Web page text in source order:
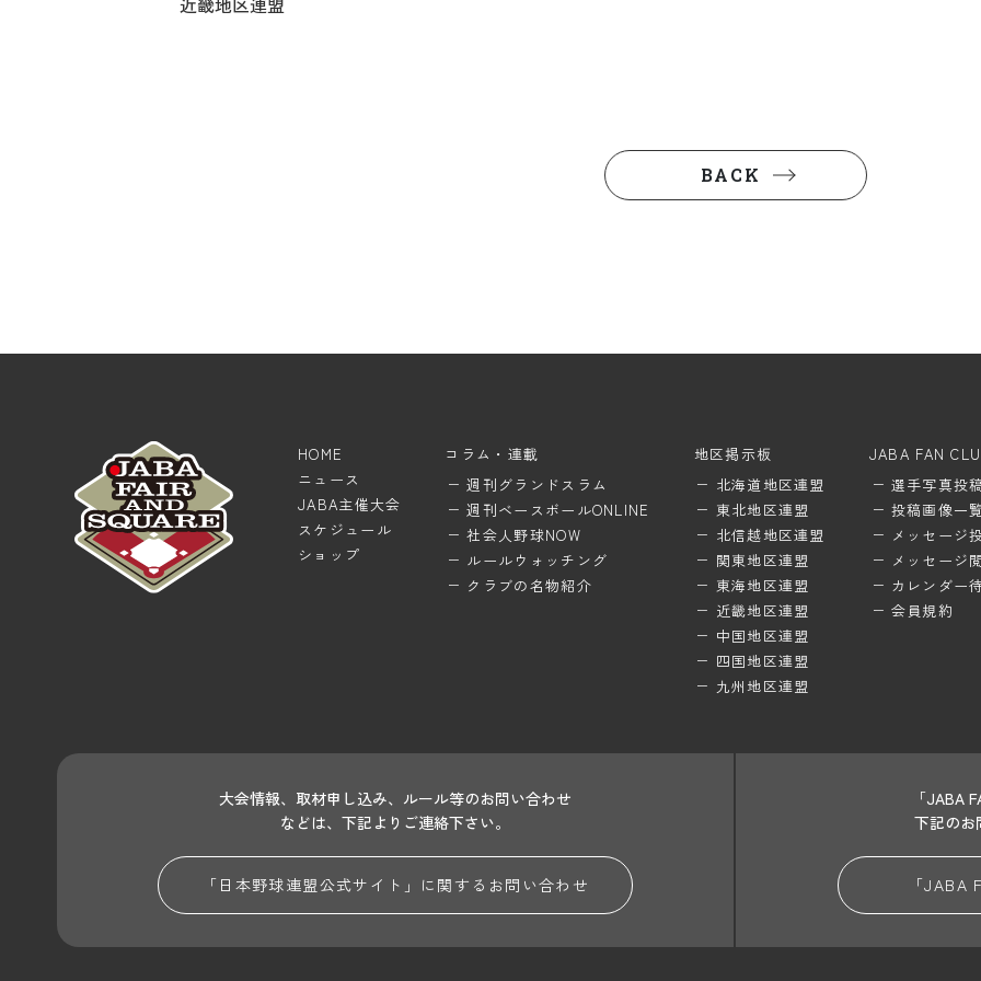
BACK
HOME
ニュース
JABA主催大会
スケジュール
ショップ
コラム・連載
週刊グランドスラム
週刊ベースボールONLINE
社会人野球NOW
ルールウォッチング
クラブの名物紹介
地区掲示板
北海道地区連盟
東北地区連盟
北信越地区連盟
関東地区連盟
東海地区連盟
近畿地区連盟
中国地区連盟
四国地区連盟
九州地区連盟
JABA FAN
選手写真投
投稿画像一
メッセージ
メッセージ
カレンダー
会員規約
大会情報、取材申し込み、ルール等のお問い合わせ
などは、下記よりご連絡下さい。
「日本野球連盟公式サイト」に関する お問い合わせ
「JABA
下記のお
「JABA